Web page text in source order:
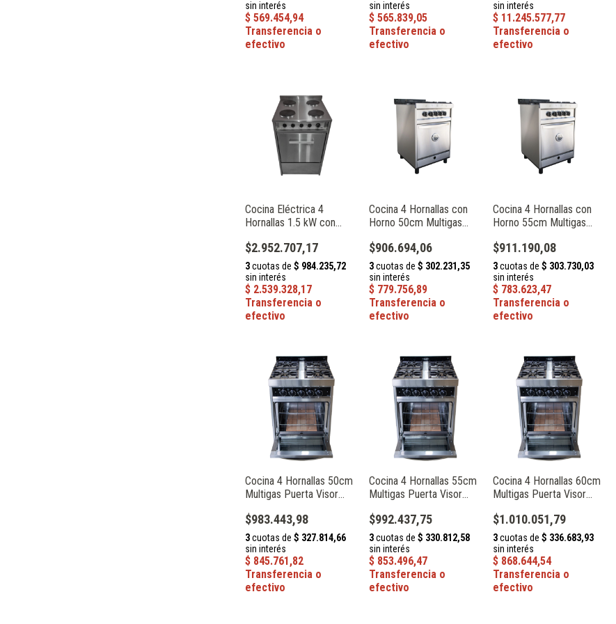
Cocina Eléctrica 4
Hornallas 1.5 kW con
$2.952.707,17
Cocina 4 Hornallas con
Horno 50cm Multigas
Maraldi 245
$906.694,06
Cocina 4 Hornallas con
Horno 55cm Multigas
Maraldi 245
$911.190,08
Cocina 4 Hornallas 50cm
Multigas Puerta Visor
246
$983.443,98
Cocina 4 Hornallas 55cm
Multigas Puerta Visor
$992.437,75
Cocina 4 Hornallas 60cm
Multigas Puerta Visor
$1.010.051,79